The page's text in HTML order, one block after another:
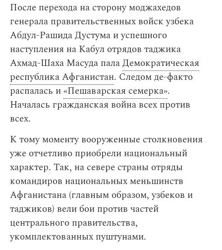
После перехода на сторону моджахедов
генерала правительственных войск узбека
Абдул-Рашида Дустума и успешного
наступления на Кабул отрядов таджика
Ахмад-Шаха Масуда палаДемократическая
республика Афганистан. Следом де-факто
распалась и«‎Пешаварская семерка».
Началась гражданская война всех против
всех.
К тому моменту вооруженные столкновения
уже отчетливо приобрели национальный
характер. Так, на севере страны отряды
командиров национальных меньшинств
Афганистана (главным образом, узбеков и
таджиков) вели бои против частей
центрального правительства,
укомплектованных пуштунами.